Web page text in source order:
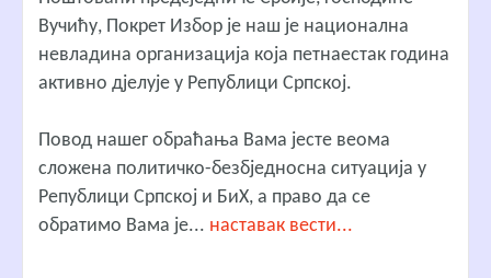
Вучићу, Покрет Избор је наш је национална
невладина организација која петнаестак година
активно дјелује у Републици Српској.
Повод нашег обраћања Вама јесте веома
сложена политичко-безбједносна ситуација у
Републици Српској и БиХ, а право да се
обратимо Вама је... наставак вести...